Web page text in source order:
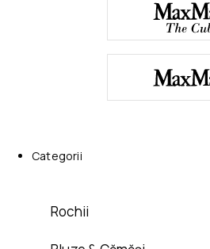
Categorii
Rochii